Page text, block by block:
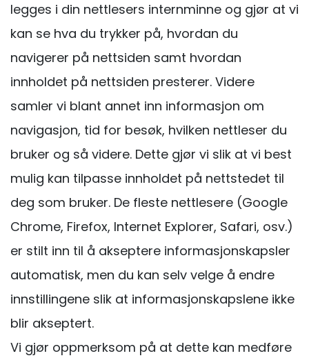
legges i din nettlesers internminne og gjør at vi
kan se hva du trykker på, hvordan du
navigerer på nettsiden samt hvordan
innholdet på nettsiden presterer. Videre
samler vi blant annet inn informasjon om
navigasjon, tid for besøk, hvilken nettleser du
bruker og så videre. Dette gjør vi slik at vi best
mulig kan tilpasse innholdet på nettstedet til
deg som bruker. De fleste nettlesere (Google
Chrome, Firefox, Internet Explorer, Safari, osv.)
er stilt inn til å akseptere informasjonskapsler
automatisk, men du kan selv velge å endre
innstillingene slik at informasjonskapslene ikke
blir akseptert.
Vi gjør oppmerksom på at dette kan medføre